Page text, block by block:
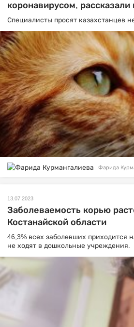
коронавирусом, рассказали
Специалисты просят казахстанцев
Фарида
13.07.2023
Заболеваемость корью
Костанайской области
46,3% всех заболевших приходится
не ходят в дошкольные учреждения.